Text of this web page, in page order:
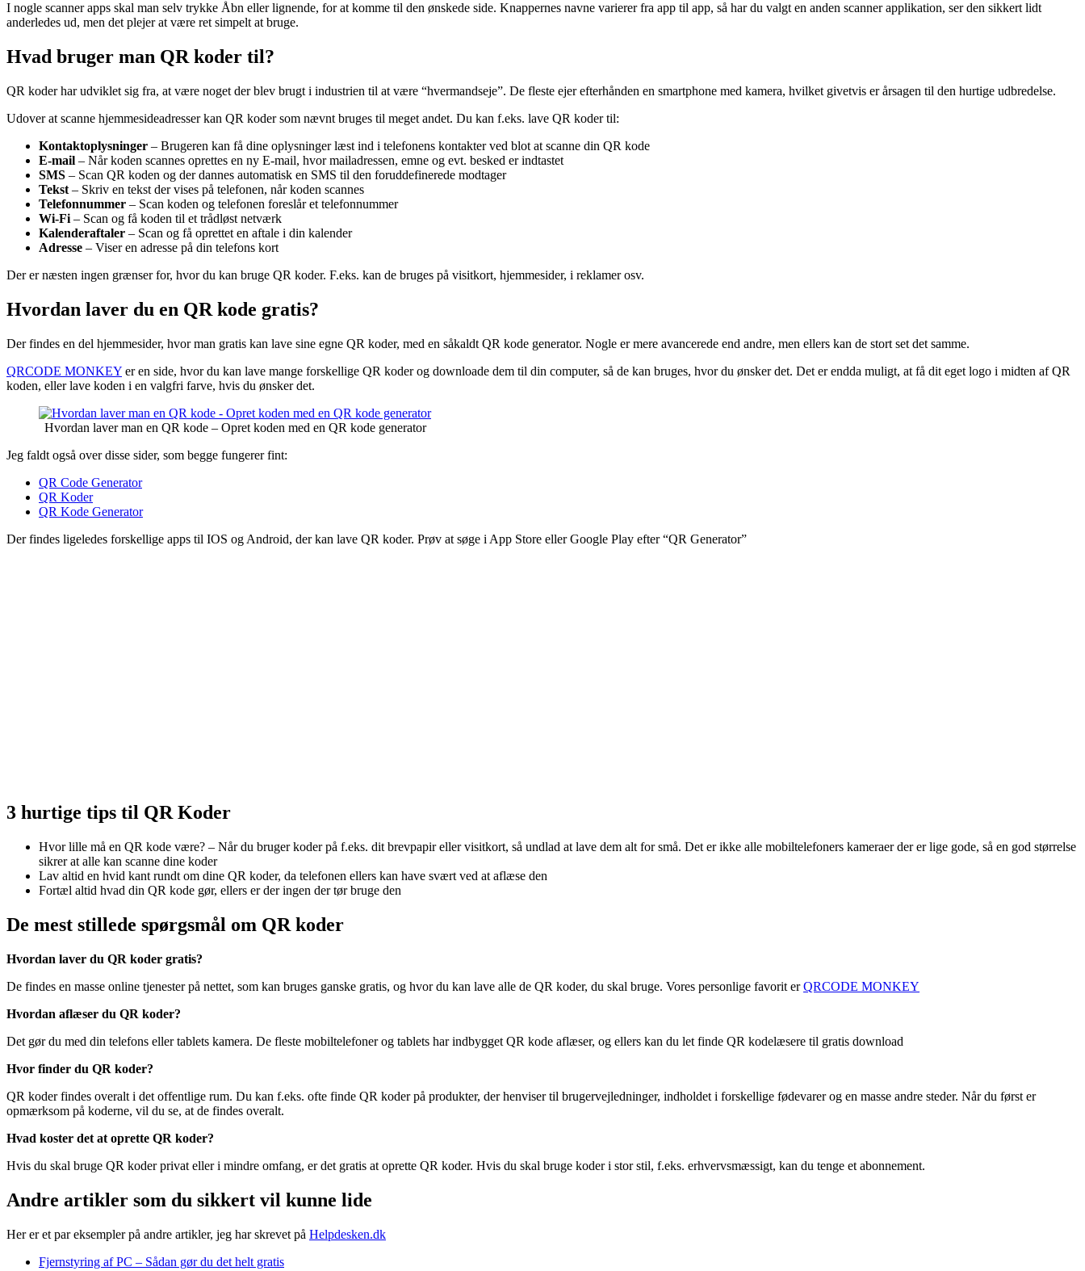
I nogle scanner apps skal man selv trykke Åbn eller lignende, for at komme til den ønskede side. Knappernes navne varierer fra app til app, så har du valgt en anden scanner applikation, ser den sikkert lidt
anderledes ud, men det plejer at være ret simpelt at bruge.
Hvad bruger man QR koder til?
QR koder har udviklet sig fra, at være noget der blev brugt i industrien til at være “hvermandseje”. De fleste ejer efterhånden en smartphone med kamera, hvilket givetvis er årsagen til den hurtige udbredelse.
Udover at scanne hjemmesideadresser kan QR koder som nævnt bruges til meget andet. Du kan f.eks. lave QR koder til:
Kontaktoplysninger – Brugeren kan få dine oplysninger læst ind i telefonens kontakter ved blot at scanne din QR kode
E-mail – Når koden scannes oprettes en ny E-mail, hvor mailadressen, emne og evt. besked er indtastet
SMS – Scan QR koden og der dannes automatisk en SMS til den foruddefinerede modtager
Tekst – Skriv en tekst der vises på telefonen, når koden scannes
Telefonnummer – Scan koden og telefonen foreslår et telefonnummer
Wi-Fi – Scan og få koden til et trådløst netværk
Kalenderaftaler – Scan og få oprettet en aftale i din kalender
Adresse – Viser en adresse på din telefons kort
Der er næsten ingen grænser for, hvor du kan bruge QR koder. F.eks. kan de bruges på visitkort, hjemmesider, i reklamer osv.
Hvordan laver du en QR kode gratis?
Der findes en del hjemmesider, hvor man gratis kan lave sine egne QR koder, med en såkaldt QR kode generator. Nogle er mere avancerede end andre, men ellers kan de stort set det samme.
QRCODE MONKEY er en side, hvor du kan lave mange forskellige QR koder og downloade dem til din computer, så de kan bruges, hvor du ønsker det. Det er endda muligt, at få dit eget logo i midten af QR
koden, eller lave koden i en valgfri farve, hvis du ønsker det.
Hvordan laver man en QR kode – Opret koden med en QR kode generator
Jeg faldt også over disse sider, som begge fungerer fint:
QR Code Generator
QR Koder
QR Kode Generator
Der findes ligeledes forskellige apps til IOS og Android, der kan lave QR koder. Prøv at søge i App Store eller Google Play efter “QR Generator”
3 hurtige tips til QR Koder
Hvor lille må en QR kode være? – Når du bruger koder på f.eks. dit brevpapir eller visitkort, så undlad at lave dem alt for små. Det er ikke alle mobiltelefoners kameraer der er lige gode, så en god størrelse
sikrer at alle kan scanne dine koder
Lav altid en hvid kant rundt om dine QR koder, da telefonen ellers kan have svært ved at aflæse den
Fortæl altid hvad din QR kode gør, ellers er der ingen der tør bruge den
De mest stillede spørgsmål om QR koder
Hvordan laver du QR koder gratis?
De findes en masse online tjenester på nettet, som kan bruges ganske gratis, og hvor du kan lave alle de QR koder, du skal bruge. Vores personlige favorit erQRCODE MONKEY
Hvordan aflæser du QR koder?
Det gør du med din telefons eller tablets kamera. De fleste mobiltelefoner og tablets har indbygget QR kode aflæser, og ellers kan du let finde QR kodelæsere til gratis download
Hvor finder du QR koder?
QR koder findes overalt i det offentlige rum. Du kan f.eks. ofte finde QR koder på produkter, der henviser til brugervejledninger, indholdet i forskellige fødevarer og en masse andre steder. Når du først er
opmærksom på koderne, vil du se, at de findes overalt.
Hvad koster det at oprette QR koder?
Hvis du skal bruge QR koder privat eller i mindre omfang, er det gratis at oprette QR koder. Hvis du skal bruge koder i stor stil, f.eks. erhvervsmæssigt, kan du tenge et abonnement.
Andre artikler som du sikkert vil kunne lide
Her er et par eksempler på andre artikler, jeg har skrevet på Helpdesken.dk
Fjernstyring af PC – Sådan gør du det helt gratis